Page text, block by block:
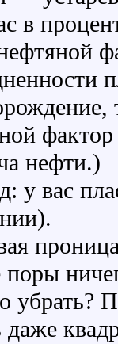
в
нефти.)
у вас
поры
убрать?
даже